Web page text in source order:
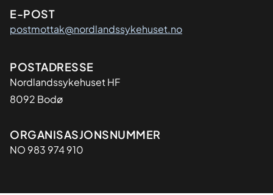
E-POST
postmottak@nordlandssykehuset.no
Adresse
POSTADRESSE
Nordlandssykehuset HF
8092 Bodø
Organisasjon
ORGANISASJONSNUMMER
NO 983 974 910